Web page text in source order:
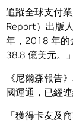
追蹤全球支付
Report）出版
年，2018 年的
38.8 億美元。」
《尼爾森報告
國運通，已經
「獲得卡友及